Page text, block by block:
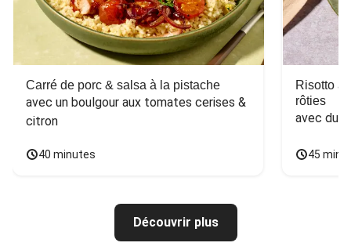
Carré de porc & salsa à la pistache
avec un boulgour aux tomates cerises &
citron
40 minutes
Risotto
rôties
avec du
45
Découvrir plus